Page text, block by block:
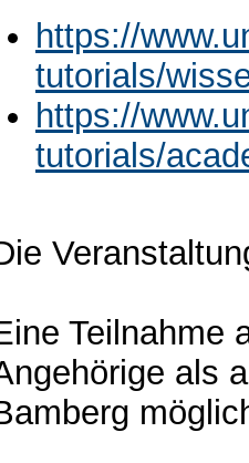
https://
tutorials/
https://
tutorials/
Teilnahme
als